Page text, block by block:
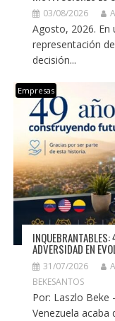
03/08/2026
Agosto, 2026.
representación
decisión...
Empresas
ADVERSIDAD EN
31/07/2026
BEKESANTOS
Por: Laszlo Beke
Venezuela